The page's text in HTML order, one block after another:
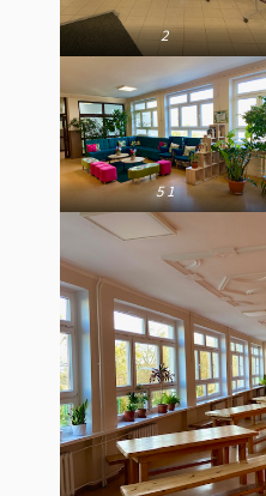
2
5 1